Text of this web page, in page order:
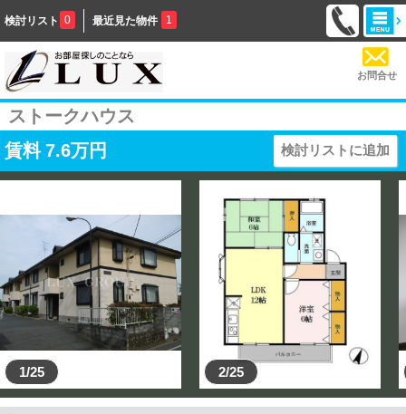
検討リスト 0 最近見た物件 1
お問合せ
ストークハウス
賃料 7.6万円 検討リストに追加
1/25 2/25